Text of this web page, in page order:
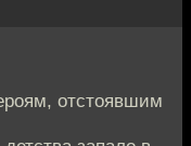
отстоявшим